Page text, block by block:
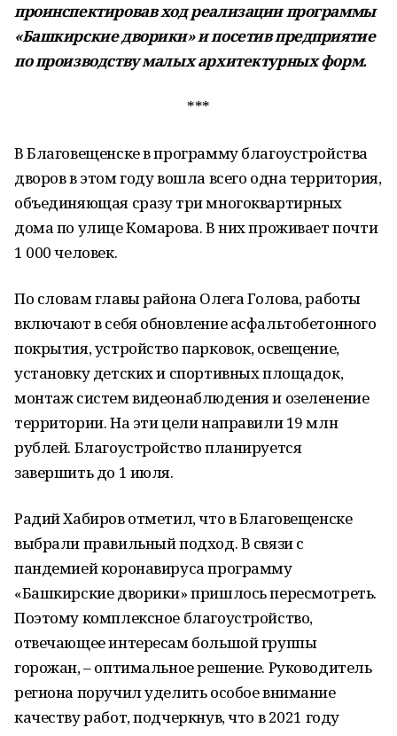
проинспектировав ход реализации программы
«Башкирские дворики» и посетив предприятие
по производству малых архитектурных форм.
***
В Благовещенске в программу благоустройства
дворов в этом году вошла всего одна территория,
объединяющая сразу три многоквартирных
дома по улице Комарова. В них проживает почти
1 000 человек.
По словам главы района Олега Голова, работы
включают в себя обновление асфальтобетонного
покрытия, устройство парковок, освещение,
установку детских и спортивных площадок,
монтаж систем видеонаблюдения и озеленение
территории. На эти цели направили 19 млн
рублей. Благоустройство планируется
завершить до 1 июля.
Радий Хабиров отметил, что в Благовещенске
выбрали правильный подход. В связи с
пандемией коронавируса программу
«Башкирские дворики» пришлось пересмотреть.
Поэтому комплексное благоустройство,
отвечающее интересам большой группы
горожан, – оптимальное решение. Руководитель
региона поручил уделить особое внимание
качеству работ, подчеркнув, что в 2021 году